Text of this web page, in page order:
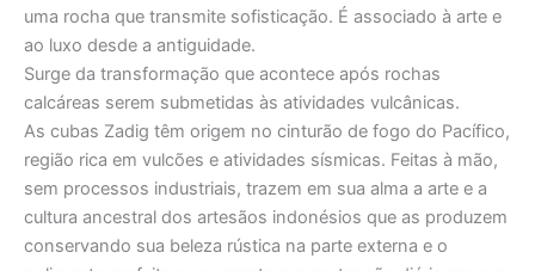
uma rocha que transmite sofisticação. É associado à arte e
ao luxo desde a antiguidade.
Surge da transformação que acontece após rochas
calcáreas serem submetidas às atividades vulcânicas.
As cubas Zadig têm origem no cinturão de fogo do Pacífico,
região rica em vulcões e atividades sísmicas. Feitas à mão,
sem processos industriais, trazem em sua alma a arte e a
cultura ancestral dos artesãos indonésios que as produzem
conservando sua beleza rústica na parte externa e o